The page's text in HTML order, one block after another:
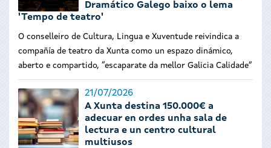
Dramático Galego baixo o lema
'Tempo de teatro'
O conselleiro de Cultura, Lingua e Xuventude reivindica a
compañía de teatro da Xunta como un espazo dinámico,
aberto e compartido, “escaparate da mellor Galicia Calidade”
21/07/2026
A Xunta destina 150.000€ a
adecuar en ordes unha sala de
lectura e un centro cultural
multiusos